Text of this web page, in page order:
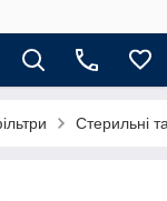
Стерильні